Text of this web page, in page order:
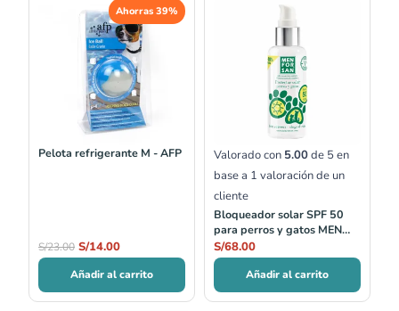
Ahorras 39%
Pelota refrigerante M - AFP
S/23.00
precio
original
era:
S/23.00.
S/14.00
precio
actual
es:
S/14.00.
Añadir al carrito
Valorado con 5.00de 5 en
base a 1 valoración de un
cliente
Bloqueador solar SPF 50
para perros y gatos MEN
FOR SAN
S/68.00
Añadir al carrito